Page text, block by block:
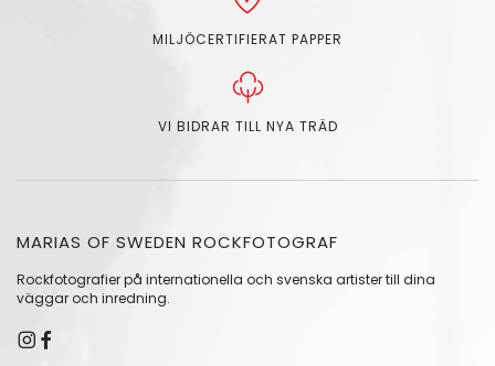
MILJÖCERTIFIERAT PAPPER
VI BIDRAR TILL NYA TRÄD
MARIAS OF SWEDEN ROCKFOTOGRAF
Rockfotografier på internationella och svenska artister till dina
väggar och inredning.